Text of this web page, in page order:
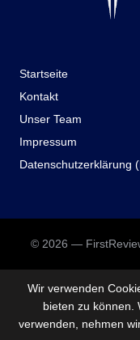
Startseite
Kontakt
Unser Team
Impressum
Datenschutzerklärung
© 2026 —
Wir verwenden
bieten zu können.
verwenden, nehmen